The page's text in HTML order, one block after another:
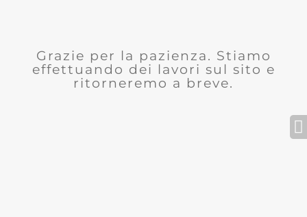
Grazie per la pazienza. Stiamo
effettuando dei lavori sul sito e
ritorneremo a breve.